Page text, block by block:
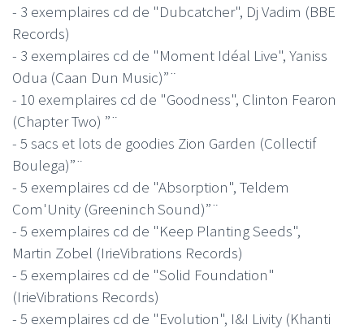
- 3 exemplaires cd de "Dubcatcher", Dj Vadim (BBE
Records)
- 3 exemplaires cd de "Moment Idéal Live", Yaniss
Odua (Caan Dun Music)”¨
- 10 exemplaires cd de "Goodness", Clinton Fearon
(Chapter Two) ”¨
- 5 sacs et lots de goodies Zion Garden (Collectif
Boulega)”¨
- 5 exemplaires cd de "Absorption", Teldem
Com'Unity (Greeninch Sound)”¨
- 5 exemplaires cd de "Keep Planting Seeds",
Martin Zobel (IrieVibrations Records)
- 5 exemplaires cd de "Solid Foundation"
(IrieVibrations Records)
- 5 exemplaires cd de "Evolution", I&I Livity (Khanti